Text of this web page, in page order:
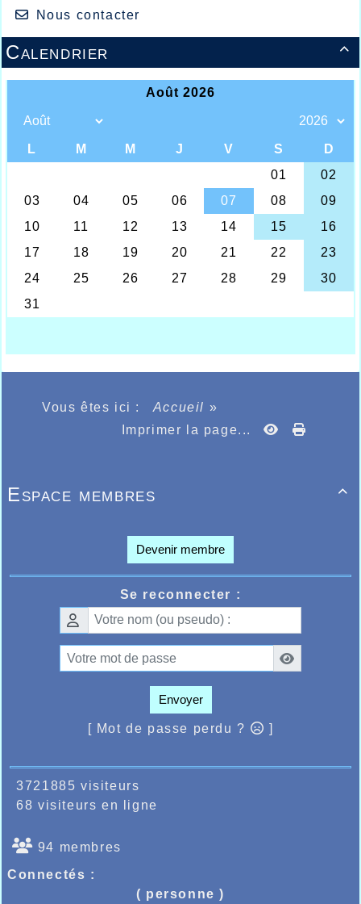
Nous contacter

Calendrier
Vous êtes ici : Accueil »
Imprimer la page...

Espace membres
Devenir membre
Se reconnecter :
Envoyer
[ Mot de passe perdu ? ]
3721885 visiteurs
68 visiteurs en ligne
94 membres
Connectés :
( personne )